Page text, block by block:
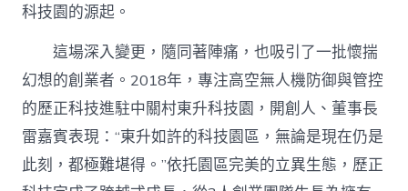
科技園的源起。
這場深入變更，隨同著陣痛，也吸引了一批懷揣
幻想的創業者。2018年，專注高空無人機防御與管控
的歷正科技進駐中關村東升科技園，開創人、董事長
雷嘉賓表現：“東升如許的科技園區，無論是現在仍是
此刻，都極難堪得。”依托園區完美的立異生態，歷正